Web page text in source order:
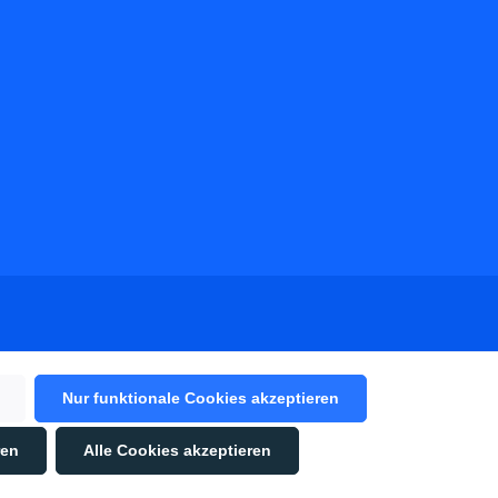
sind Pflichtfelder.
Nur funktionale Cookies akzeptieren
Alle Cookies akzeptieren